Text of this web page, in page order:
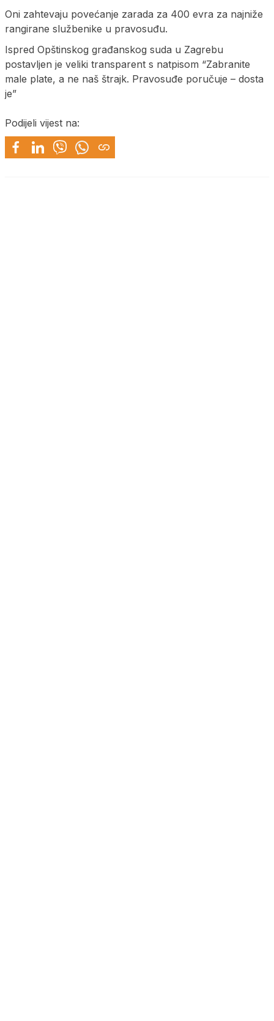
Oni zahtevaju povećanje zarada za 400 evra za najniže
rangirane službenike u pravosuđu.
Ispred Opštinskog građanskog suda u Zagrebu
postavljen je veliki transparent s natpisom “Zabranite
male plate, a ne naš štrajk. Pravosuđe poručuje – dosta
je”
Podijeli vijest na: